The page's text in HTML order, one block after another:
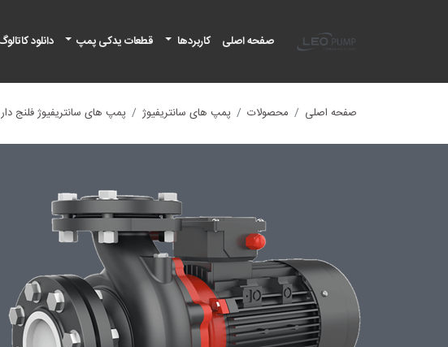
صفحه اصلی
کاربردها قطعات یدکی پمپ دانلود
صفحه اصلی محصولات پمپ های سانتریفیوژ پمپ های سانتریفیوژ فلنج دار